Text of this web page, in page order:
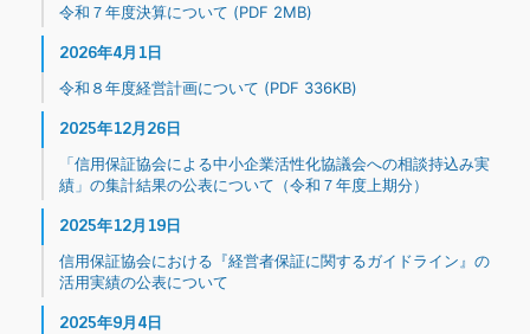
令和７年度決算について (PDF 2MB)
2026年4月1日
令和８年度経営計画について (PDF 336KB)
2025年12月26日
「信用保証協会による中小企業活性化協議会への相談持込み実
績」の集計結果の公表について（令和７年度上期分）
2025年12月19日
信用保証協会における『経営者保証に関するガイドライン』の
活用実績の公表について
2025年9月4日